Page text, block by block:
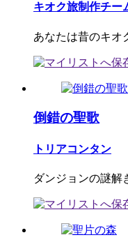
キオク旅制作チー
あなたは昔のキ
倒錯の聖歌
トリアコンタン
ダンジョンの謎解